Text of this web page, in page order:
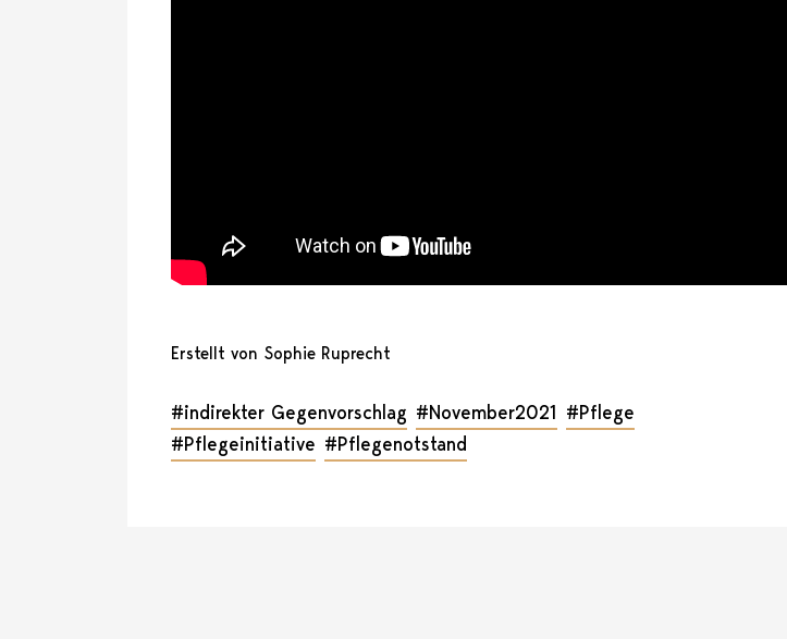
Erstellt von Sophie Ruprecht
#indirekter Gegenvorschlag #November2021 #Pflege
#Pflegeinitiative #Pflegenotstand